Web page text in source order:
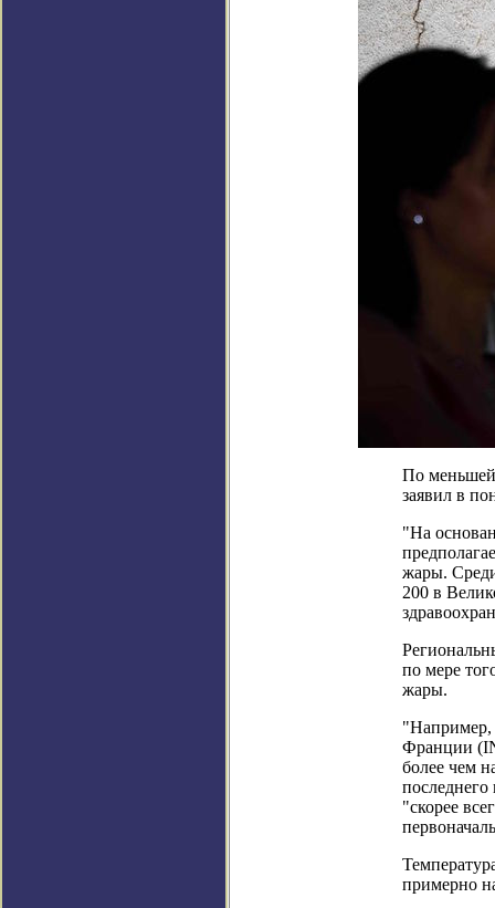
По меньшей
заявил в
"На
жары.
200 в
по мере
жары.
"Например,
Франции
более чем
"скорее
примерно